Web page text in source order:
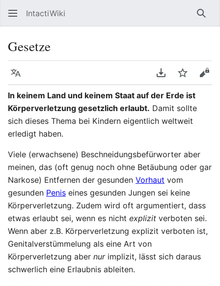
IntactiWiki
Gesetze
Sprache PDF
In keinem Land und keinem Staat auf der Erde ist
Körperverletzung gesetzlich erlaubt. Damit sollte
sich dieses Thema bei Kindern eigentlich weltweit
erledigt haben.
Viele (erwachsene) Beschneidungsbefürworter aber
meinen, das (oft genug noch ohne Betäubung oder gar
Narkose) Entfernen der gesunden Vorhaut vom
gesunden Penis eines gesunden Jungen sei keine
Körperverletzung. Zudem wird oft argumentiert, dass
etwas erlaubt sei, wenn es nicht explizit verboten sei.
Wenn aber z.B. Körperverletzung explizit verboten ist,
Genitalverstümmelung als eine Art von
Körperverletzung aber nurimplizit, lässt sich daraus
schwerlich eine Erlaubnis ableiten.